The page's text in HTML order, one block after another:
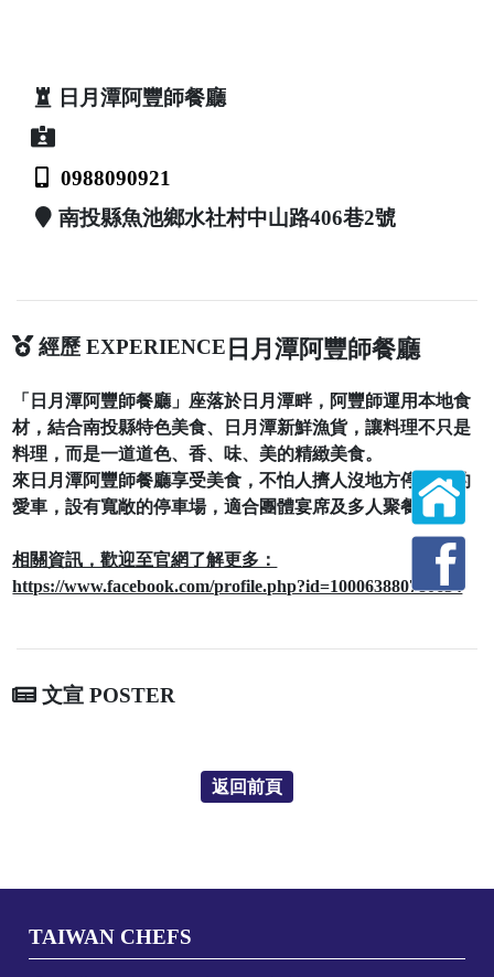
日月潭阿豐師餐廳
0988090921
南投縣魚池鄉水社村中山路406巷2號
經歷 EXPERIENCE 日月潭阿豐師餐廳
「日月潭阿豐師餐廳」座落於日月潭畔，阿豐師運用本地食
材，結合南投縣特色美食、日月潭新鮮漁貨，讓料理不只是
料理，而是一道道色、香、味、美的精緻美食。
來日月潭阿豐師餐廳享受美食，不怕人擠人沒地方停放你的
愛車，設有寬敞的停車場，適合團體宴席及多人聚餐喔！
相關資訊，歡迎至官網了解更多：
https://www.facebook.com/profile.php?id=100063880780634
文宣 POSTER
返回前頁
TAIWAN CHEFS